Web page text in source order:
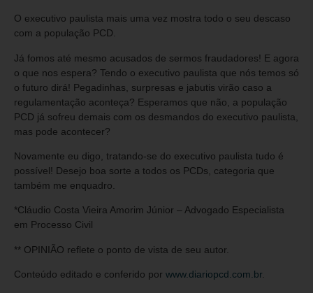
O executivo paulista mais uma vez mostra todo o seu descaso
com a população PCD.
Já fomos até mesmo acusados de sermos fraudadores! E agora
o que nos espera? Tendo o executivo paulista que nós temos só
o futuro dirá! Pegadinhas, surpresas e jabutis virão caso a
regulamentação aconteça? Esperamos que não, a população
PCD já sofreu demais com os desmandos do executivo paulista,
mas pode acontecer?
Novamente eu digo, tratando-se do executivo paulista tudo é
possível! Desejo boa sorte a todos os PCDs, categoria que
também me enquadro.
*Cláudio Costa Vieira Amorim Júnior – Advogado Especialista
em Processo Civil
** OPINIÃO reflete o ponto de vista de seu autor.
Conteúdo editado e conferido por www.diariopcd.com.br